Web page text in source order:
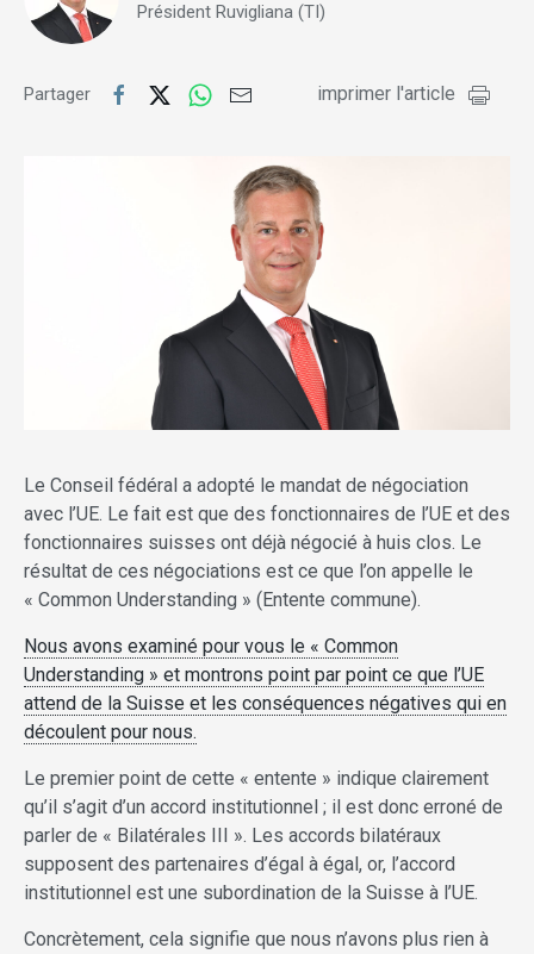
Président Ruvigliana (TI)
Partager imprimer l'article
Le Conseil fédéral a adopté le mandat de négociation
avec l’UE. Le fait est que des fonctionnaires de l’UE et des
fonctionnaires suisses ont déjà négocié à huis clos. Le
résultat de ces négociations est ce que l’on appelle le
« Common Understanding » (Entente commune).
Nous avons examiné pour vous le « Common
Understanding » et montrons point par point ce que l’UE
attend de la Suisse et les conséquences négatives qui en
découlent pour nous.
Le premier point de cette « entente » indique clairement
qu’il s’agit d’un accord institutionnel ; il est donc erroné de
parler de « Bilatérales III ». Les accords bilatéraux
supposent des partenaires d’égal à égal, or, l’accord
institutionnel est une subordination de la Suisse à l’UE.
Concrètement, cela signifie que nous n’avons plus rien à